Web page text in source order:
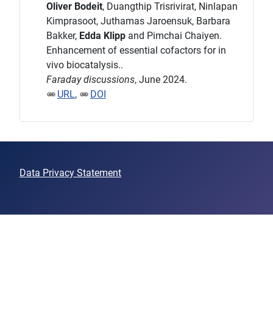
Oliver Bodeit, Duangthip Trisrivirat, Ninlapan
Kimprasoot, Juthamas Jaroensuk, Barbara
Bakker, Edda Klippand Pimchai Chaiyen.
Enhancement of essential cofactors for in
vivo biocatalysis..
Faraday discussions, June 2024.
URL, DOI
Data Privacy Statement